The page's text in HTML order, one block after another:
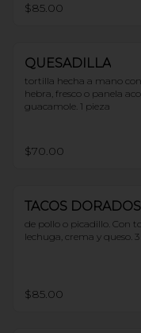
$85.00
QUESADILLA
tortilla hecha a mano
hebra, fresco o panela
guacamole. 1 pieza
$70.00
TACOS DORADOS
de pollo o picadillo. Con
lechuga, crema y queso.
$85.00